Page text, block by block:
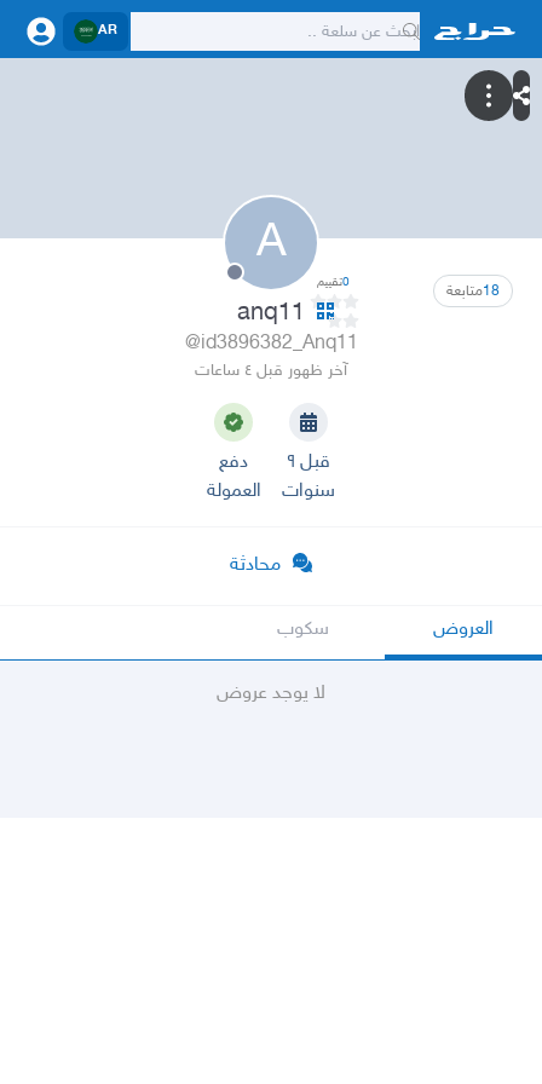
AR
A
18متابعة 0تقييم
anq11
@id3896382_Anq11
آخر ظهور قبل ٤ ساعات
قبل ٩
سنوات
دفع
العمولة
محادثة
العروض سكوب
لا يوجد عروض